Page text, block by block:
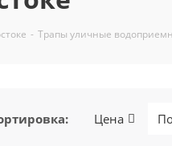
- Трапы уличные
: Цена